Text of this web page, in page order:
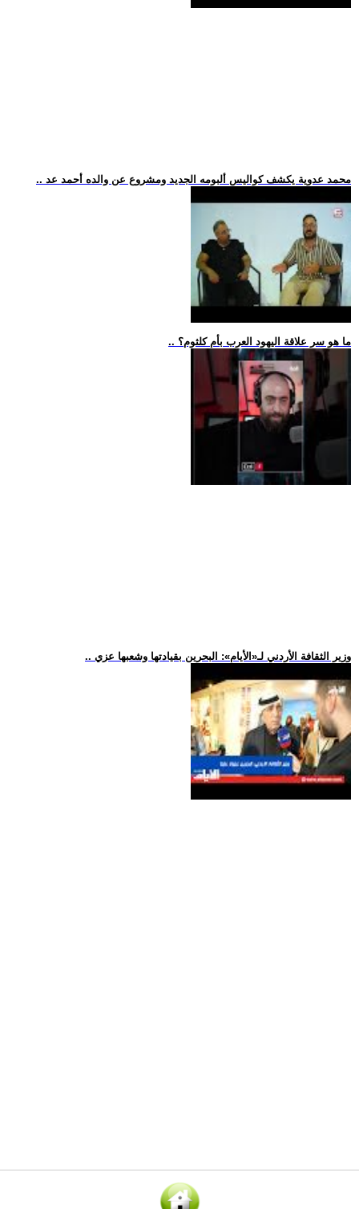
.. محمد عدوية يكشف كواليس ألبومه الجديد ومشروع عن والده أحمد عد
.. ما هو سر علاقة اليهود العرب بأم كلثوم؟
.. وزير الثقافة الأردني لـ«الأيام»: البحرين بقيادتها وشعبها عزي